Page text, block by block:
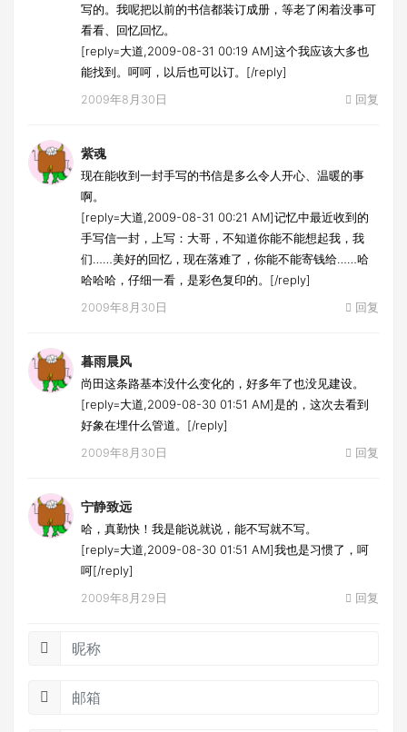
写的。我呢把以前的书信都装订成册，等老了闲着没事可
看看、回忆回忆。
[reply=大道,2009-08-31 00:19 AM]这个我应该大多也
能找到。呵呵，以后也可以订。[/reply]
2009年8月30日 回复
紫魂
现在能收到一封手写的书信是多么令人开心、温暖的事
啊。
[reply=大道,2009-08-31 00:21 AM]记忆中最近收到的
手写信一封，上写：大哥，不知道你能不能想起我，我
们……美好的回忆，现在落难了，你能不能寄钱给……哈
哈哈哈，仔细一看，是彩色复印的。[/reply]
2009年8月30日 回复
暮雨晨风
尚田这条路基本没什么变化的，好多年了也没见建设。
[reply=大道,2009-08-30 01:51 AM]是的，这次去看到
好象在埋什么管道。[/reply]
2009年8月30日 回复
宁静致远
哈，真勤快！我是能说就说，能不写就不写。
[reply=大道,2009-08-30 01:51 AM]我也是习惯了，呵
呵[/reply]
2009年8月29日 回复